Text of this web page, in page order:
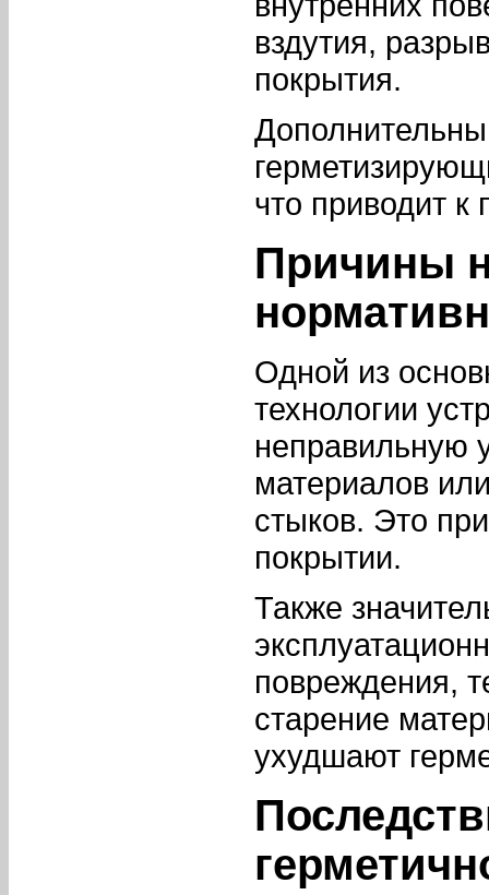
вздутия,
покрытия.
что приводит
Причины
Одной из
технологии
неправильную
материалов
стыков. Это
покрытии.
Также
повреждения,
старение
ухудшают